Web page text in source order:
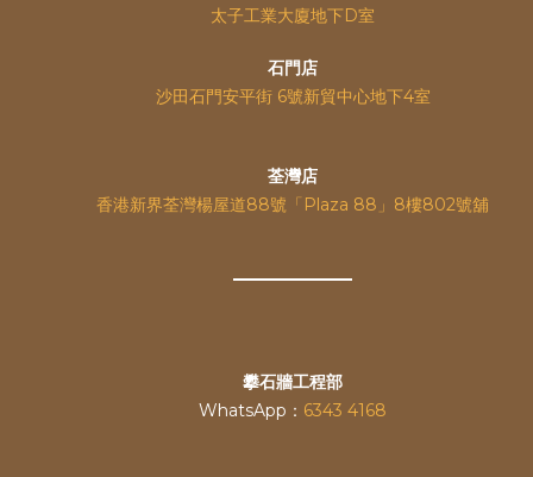
太子工業大廈地下D室
石門店
沙田石門安平街 6號新貿中心地下4室
荃灣店
香港新界荃灣楊屋道88號「Plaza 88」8樓802號舖
攀石牆工程部
WhatsApp： 6343 4168